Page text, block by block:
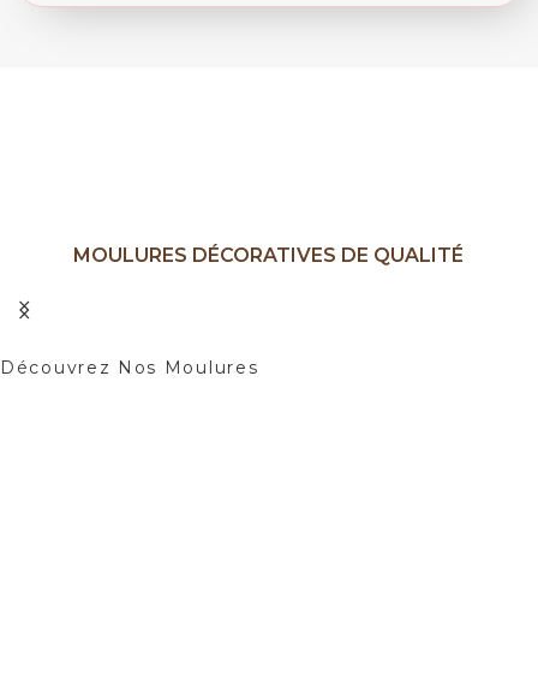
MOULURES DÉCORATIVES DE QUALITÉ
Découvrez Nos Moulures